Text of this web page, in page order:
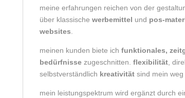
meine erfahrungen reichen von der
über klassische werbemittel und pos-
websites.
meinen kunden biete ich funktionales,
bedürfnisse zugeschnitten. flexibilität,
selbstverständlich kreativität sind mein
mein leistungspektrum wird ergänzt durch